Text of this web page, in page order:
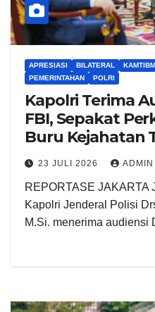
APRESIASI BILATERAL
PEMERINTAHAN
POLRI
Kapolri Terima
FBI, Sepakat
Buru Kejahatan
23 JULI 2026 ADMIN
REPORTASE
Kapolri Jenderal Polisi
M.Si. menerima